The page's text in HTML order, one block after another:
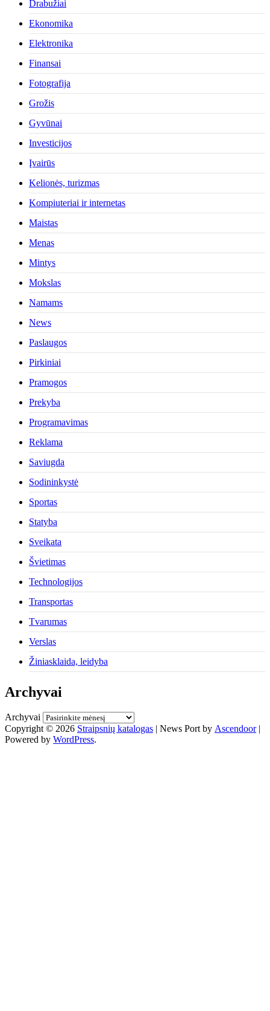
Drabužiai
Ekonomika
Elektronika
Finansai
Fotografija
Grožis
Gyvūnai
Investicijos
Įvairūs
Kelionės, turizmas
Kompiuteriai ir internetas
Maistas
Menas
Mintys
Mokslas
Namams
News
Paslaugos
Pirkiniai
Pramogos
Prekyba
Programavimas
Reklama
Saviugda
Sodininkystė
Sportas
Statyba
Sveikata
Švietimas
Technologijos
Transportas
Tvarumas
Verslas
Žiniasklaida, leidyba
Archyvai
Archyvai
Copyright © 2026 Straipsnių katalogas | News Port by Ascendoor|
Powered by WordPress.